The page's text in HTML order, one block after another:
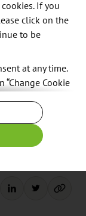
und-
If you
click on the
to be
at any time.
Cookie
Policy.
Imprint